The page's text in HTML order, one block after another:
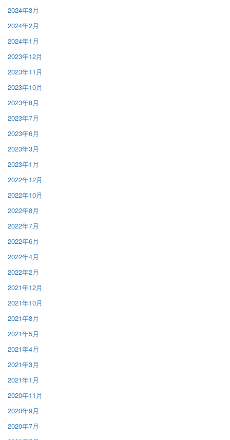
2024年3月
2024年2月
2024年1月
2023年12月
2023年11月
2023年10月
2023年8月
2023年7月
2023年6月
2023年3月
2023年1月
2022年12月
2022年10月
2022年8月
2022年7月
2022年6月
2022年4月
2022年2月
2021年12月
2021年10月
2021年8月
2021年5月
2021年4月
2021年3月
2021年1月
2020年11月
2020年9月
2020年7月